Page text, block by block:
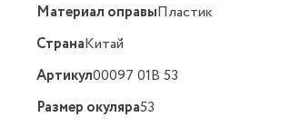
Материал оправыПластик
СтранаКитай
Артикул00097 01B 53
Размер окуляра53